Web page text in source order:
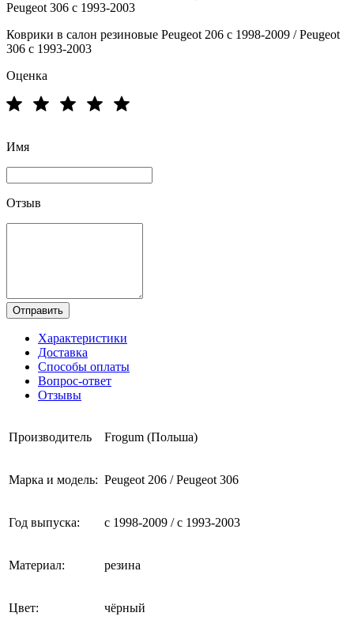
Коврики в салон резиновые Peugeot 206 с 1998-2009 / Peugeot
306 с 1993-2003
Оценка
Имя
Отзыв
Отправить
Характеристики
Доставка
Способы оплаты
Вопрос-ответ
Отзывы
Производитель Frogum (Польша)
Марка и модель: Peugeot 206 / Peugeot 306
Год выпуска: с 1998-2009 / с 1993-2003
Материал: резина
Цвет: чёрный